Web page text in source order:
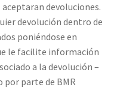
devoluciones.
devolución dentro de
poniéndose en
le facilite información
a la devolución –
parte de BMR